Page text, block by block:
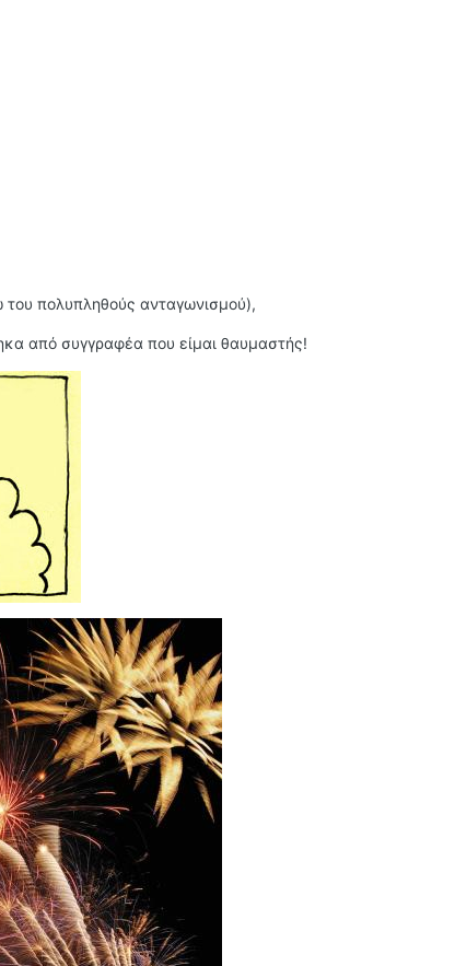
του πολυπληθούς ανταγωνισμού),
από συγγραφέα που είμαι θαυμαστής!